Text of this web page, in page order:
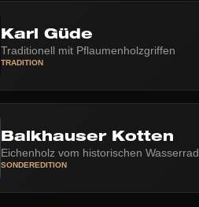
Karl Güde
Traditionell mit Pflaumenholzgriffen
TRADITION
Balkhauser Kotten
Eichenholz vom historischen Wasserrad
SONDEREDITION